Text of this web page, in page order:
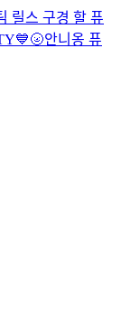
릴스 구경 할 퓨
🌝안니옹 퓨